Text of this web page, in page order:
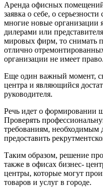
Аренда офисных
заявка о себе, о
многие новые организации
дилерами или
мировых фирм, то снимать
отлично
организации не имеет право.
Еще один важный момент,
центра и являющийся
руководителя.
Речь идет о формировании
Проверять
требованиям, необходимым
предоставить
Таким образом, решение
также в офисах бизнес-
центры, которые могут
товаров и услуг в городе.